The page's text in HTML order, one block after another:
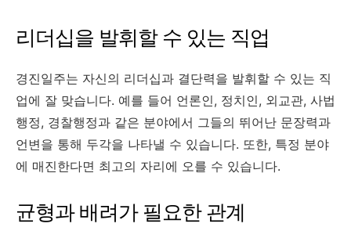
리더십을 발휘할 수 있는 직업
경진일주는 자신의 리더십과 결단력을 발휘할 수 있는 직
업에 잘 맞습니다. 예를 들어 언론인, 정치인, 외교관, 사법
행정, 경찰행정과 같은 분야에서 그들의 뛰어난 문장력과
언변을 통해 두각을 나타낼 수 있습니다. 또한, 특정 분야
에 매진한다면 최고의 자리에 오를 수 있습니다.
균형과 배려가 필요한 관계